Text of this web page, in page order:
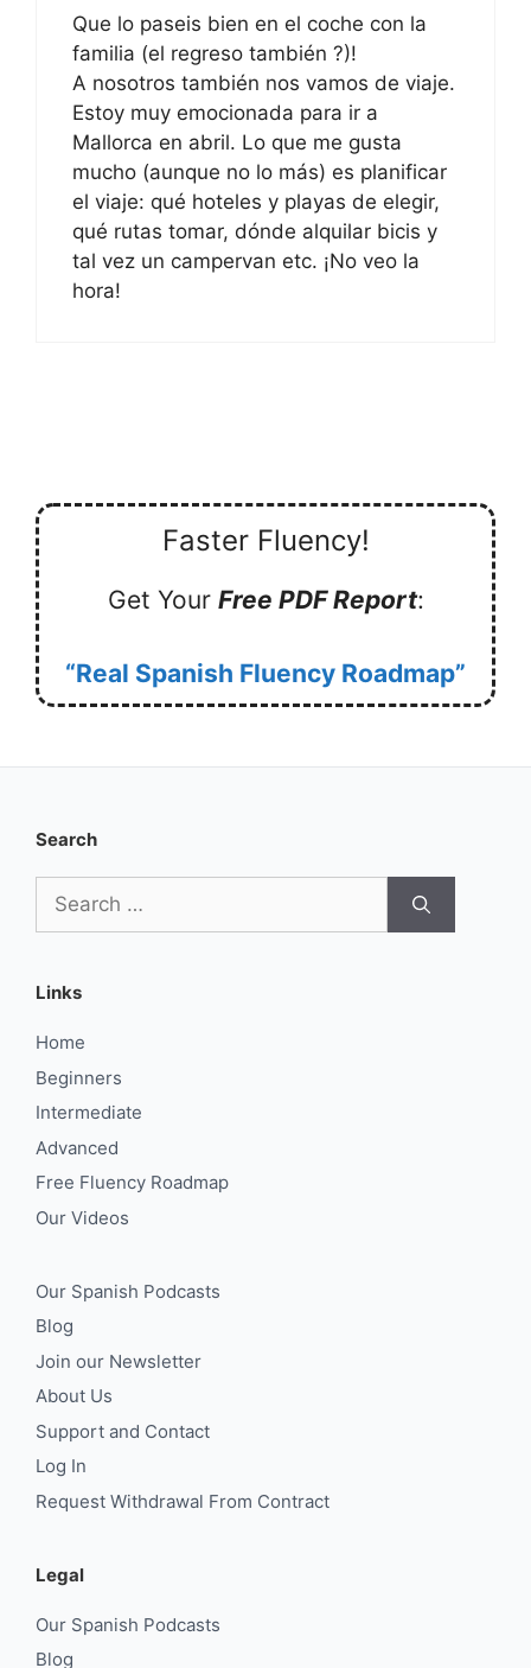
Que lo paseis bien en el coche con la
familia (el regreso también ?)!
A nosotros también nos vamos de viaje.
Estoy muy emocionada para ir a
Mallorca en abril. Lo que me gusta
mucho (aunque no lo más) es planificar
el viaje: qué hoteles y playas de elegir,
qué rutas tomar, dónde alquilar bicis y
tal vez un campervan etc. ¡No veo la
hora!
Faster Fluency!
Get Your Free PDF Report:
“Real Spanish Fluency Roadmap”
Search
for:
Links
Home
Beginners
Intermediate
Advanced
Free Fluency Roadmap
Our Videos
Our Spanish Podcasts
Blog
Join our Newsletter
About Us
Support and Contact
Log In
Request Withdrawal From Contract
Legal
Our Spanish Podcasts
Blog